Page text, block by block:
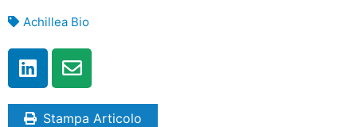
Achillea Bio
Stampa Articolo